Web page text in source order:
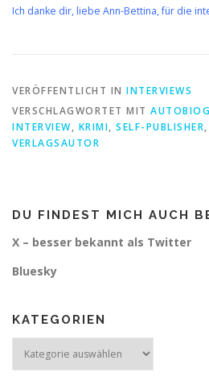
Ich danke dir, liebe Ann-Bettina, für die
VERÖFFENTLICHT IN INTERVIEWS
VERSCHLAGWORTET MIT
INTERVIEW, KRIMI, SELF-PUBLISHER,
VERLAGSAUTOR
DU FINDEST MICH AUCH
X – besser bekannt als Twitter
Bluesky
KATEGORIEN